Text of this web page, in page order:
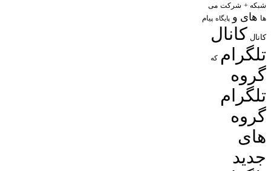
شبکه + شرکت می
ها های و پایگاه پیام
کانال کانال
تلگرام که
گروه
تلگرام
گروه
های
جدید